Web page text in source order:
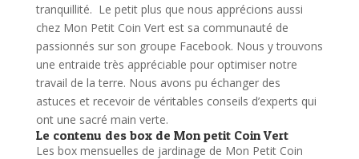
tranquillité. Le petit plus que nous apprécions aussi
chez Mon Petit Coin Vert est sa communauté de
passionnés sur son groupe Facebook. Nous y trouvons
une entraide très appréciable pour optimiser notre
travail de la terre. Nous avons pu échanger des
astuces et recevoir de véritables conseils d’experts qui
ont une sacré main verte.
Le contenu des box de Mon petit Coin Vert
Les box mensuelles de jardinage de Mon Petit Coin